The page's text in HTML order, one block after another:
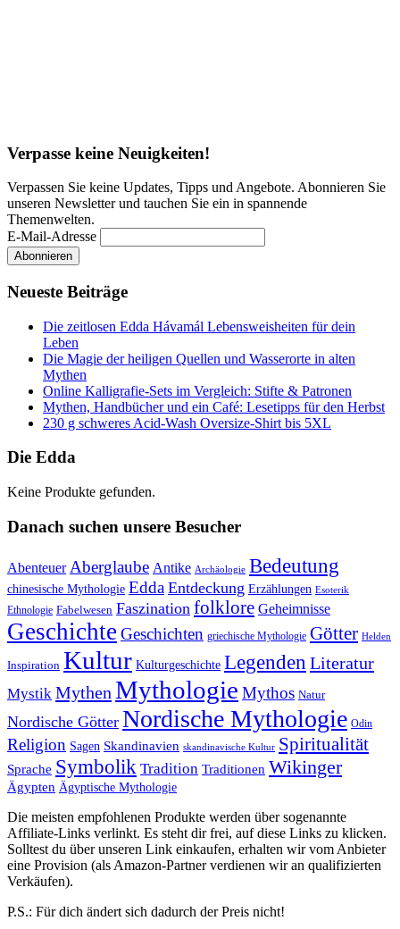
Verpasse keine Neuigkeiten!
Verpassen Sie keine Updates, Tipps und Angebote. Abonnieren Sie
unseren Newsletter und tauchen Sie ein in spannende
Themenwelten.
E-Mail-Adresse
Neueste Beiträge
Die zeitlosen Edda Hávamál Lebensweisheiten für dein
Leben
Die Magie der heiligen Quellen und Wasserorte in alten
Mythen
Online Kalligrafie‑Sets im Vergleich: Stifte & Patronen
Mythen, Handbücher und ein Café: Lesetipps für den Herbst
230 g schweres Acid-Wash Oversize-Shirt bis 5XL
Die Edda
Keine Produkte gefunden.
Danach suchen unsere Besucher
Abenteuer Aberglaube Antike Archäologie Bedeutung
chinesische Mythologie Edda Entdeckung Erzählungen Esoterik
Ethnologie Fabelwesen Faszination folklore Geheimnisse
Geschichte Geschichten griechische Mythologie Götter Helden
Inspiration Kultur Kulturgeschichte Legenden Literatur
Mystik Mythen Mythologie Mythos Natur
Nordische Götter Nordische Mythologie Odin
Religion Sagen Skandinavien skandinavische Kultur Spiritualität
Sprache Symbolik Tradition Traditionen Wikinger
Ägypten Ägyptische Mythologie
Die meisten empfohlenen Produkte werden über sogenannte
Affiliate-Links verlinkt. Es steht dir frei, auf diese Links zu klicken.
Solltest du über unseren Link einkaufen, erhalten wir vom Anbieter
eine Provision (als Amazon-Partner verdienen wir an qualifizierten
Verkäufen).
P.S.: Für dich ändert sich dadurch der Preis nicht!